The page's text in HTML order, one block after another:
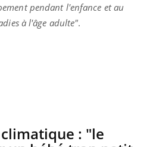
pendant l'enfance et au
à l'âge adulte".
: "le